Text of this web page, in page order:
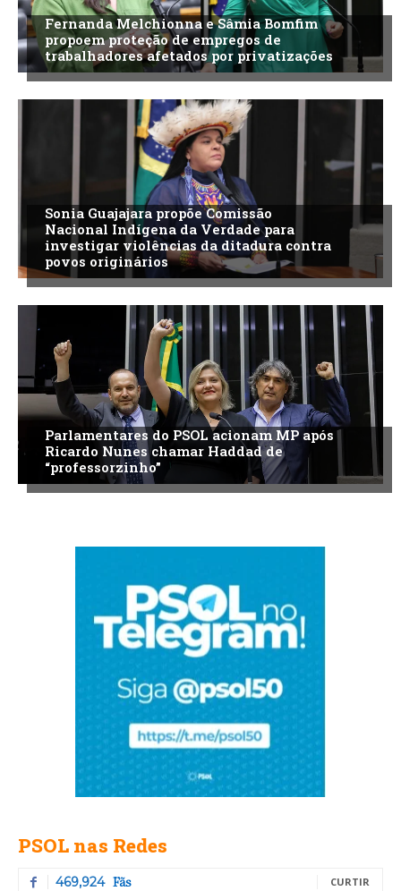
Fernanda Melchionna e Sâmia Bomfim
propoem proteção de empregos de
trabalhadores afetados por privatizações
Sonia Guajajara propõe Comissão
Nacional Indígena da Verdade para
investigar violências da ditadura contra
povos originários
Parlamentares do PSOL acionam MP após
Ricardo Nunes chamar Haddad de
“professorzinho”
PSOL nas Redes
469,924 Fãs CURTIR